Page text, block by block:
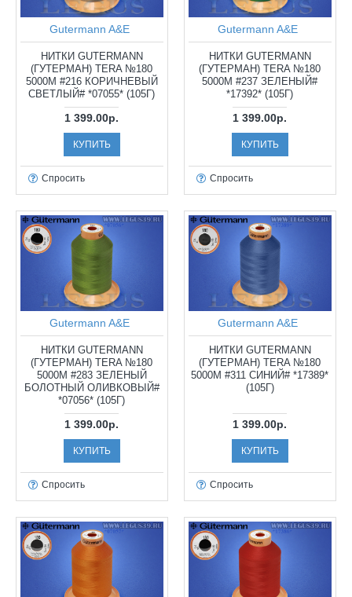
Gutermann A&E
НИТКИ GUTERMANN
(ГУТЕРМАН) TERA №180
5000М #216 КОРИЧНЕВЫЙ
СВЕТЛЫЙ# *07055* (105Г)
1 399.00р.
КУПИТЬ
Спросить
Gutermann A&E
НИТКИ GUTERMANN
(ГУТЕРМАН) TERA №180
5000М #237 ЗЕЛЕНЫЙ#
*17392* (105Г)
1 399.00р.
КУПИТЬ
Спросить
Gutermann A&E
НИТКИ GUTERMANN
(ГУТЕРМАН) TERA №180
5000М #283 ЗЕЛЕНЫЙ
БОЛОТНЫЙ ОЛИВКОВЫЙ#
*07056* (105Г)
1 399.00р.
КУПИТЬ
Спросить
Gutermann A&E
НИТКИ GUTERMANN
(ГУТЕРМАН) TERA №180
5000М #311 СИНИЙ# *17389*
(105Г)
1 399.00р.
КУПИТЬ
Спросить